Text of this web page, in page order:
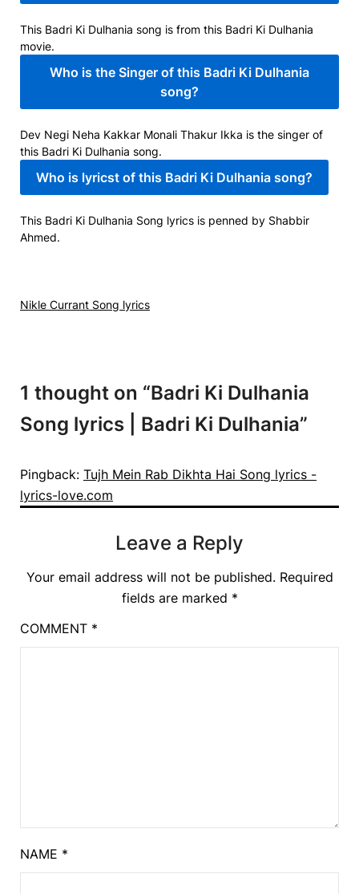
This Badri Ki Dulhania song is from this Badri Ki Dulhania
movie.
Who is the Singer of this Badri Ki Dulhania
song?
Dev Negi Neha Kakkar Monali Thakur Ikka is the singer of
this Badri Ki Dulhania song.
Who is lyricst of this Badri Ki Dulhania song?
This Badri Ki Dulhania Song lyrics is penned by Shabbir
Ahmed.
Nikle Currant Song lyrics
1 thought on “Badri Ki Dulhania
Song lyrics | Badri Ki Dulhania”
Pingback: Tujh Mein Rab Dikhta Hai Song lyrics -
lyrics-love.com
Leave a Reply
Your email address will not be published. Required
fields are marked *
COMMENT *
NAME *